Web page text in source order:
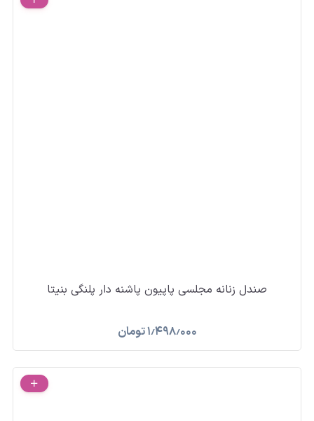
صندل زنانه مجلسی پاپیون پاشنه دار پلنگی بنیتا
۱٫۴۹۸٫۰۰۰تومان